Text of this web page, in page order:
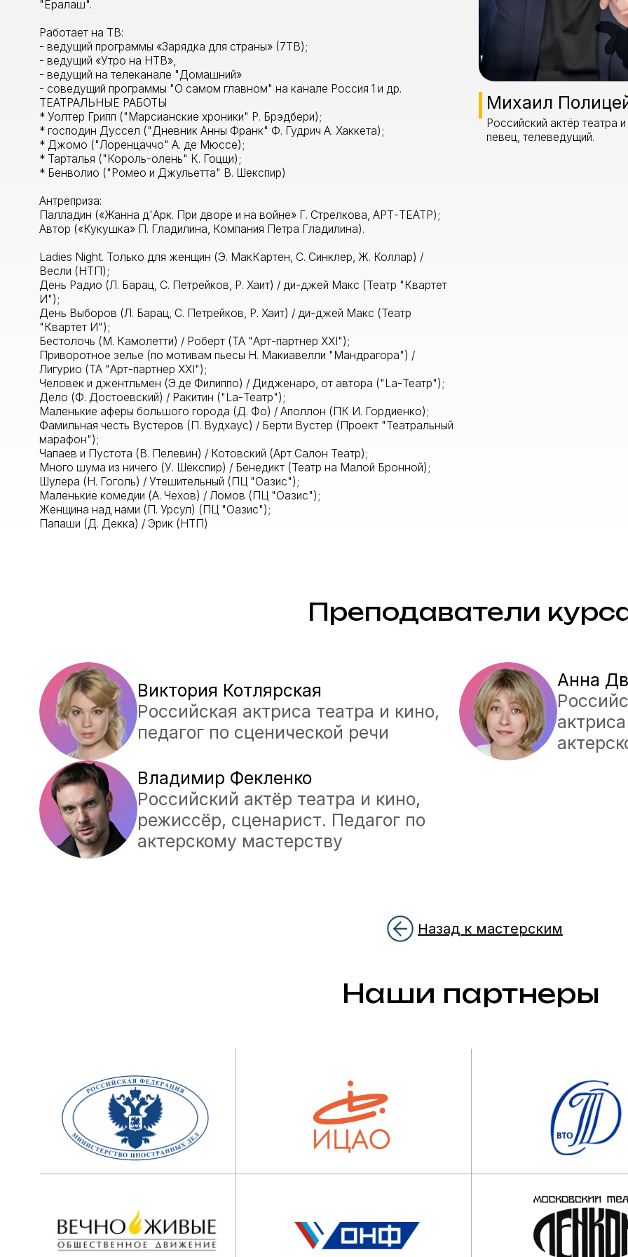
Михаил Полицеймако
- ведущий программы «Зарядка для страны» (7ТВ);
- ведущий на телеканале "Домашний»
- соведущий программы "О самом главном" на канале Россия 1 и др.
ТЕАТРАЛЬНЫЕ РАБОТЫ
* Уолтер Грипп ("Марсианские хроники" Р. Брэдбери);
* господин Дуссел ("Дневник Анны Франк" Ф. Гудрич А. Хаккета);
* Джомо ("Лоренцаччо" А. де Мюссе);
* Тарталья ("Король-олень" К. Гоцци);
* Бенволио ("Ромео и Джульетта" В. Шекспир)
Антреприза:
Палладин («Жанна д'Арк. При дворе и на войне» Г. Стрелкова, АРТ-ТЕАТР);
Автор («Кукушка» П. Гладилина, Компания Петра Гладилина).
Ladies Night. Только для женщин (Э. МакКартен, С. Синклер, Ж. Коллар) /
Весли (НТП);
День Радио (Л. Барац, С. Петрейков, Р. Хаит) / ди-джей Макс (Театр "Квартет
И");
"Квартет И");
Бестолочь (М. Камолетти) / Роберт (ТА "Арт-партнер XXI");
Приворотное зелье (по мотивам пьесы Н. Макиавелли "Мандрагора") /
Лигурио (ТА "Арт-партнер XXI");
Человек и джентльмен (Э.де Филиппо) / Дидженаро, от автора ("La-Театр");
Дело (Ф. Достоевский) / Ракитин ("La-Театр");
Маленькие аферы большого города (Д. Фо) / Аполлон (ПК И. Гордиенко);
Фамильная честь Вустеров (П. Вудхаус) / Берти Вустер (Проект "Театральный
марафон");
Чапаев и Пустота (В. Пелевин) / Котовский (Арт Салон Театр);
Много шума из ничего (У. Шекспир) / Бенедикт (Театр на Малой Бронной);
Шулера (Н. Гоголь) / Утешительный (ПЦ "Оазис");
Маленькие комедии (А. Чехов) / Ломов (ПЦ "Оазис");
Женщина над нами (П. Урсул) (ПЦ "Оазис");
Папаши (Д. Декка) / Эрик (НТП)
Российский актёр театра и кино,
певец, телеведущий.
Российская актриса театра и кино,
педагог по сценической речи актриса театра
актерскому
Российский актёр театра и кино,
режиссёр, сценарист. Педагог по
актерскому мастерству
Назад к мастерским
Наши партнеры